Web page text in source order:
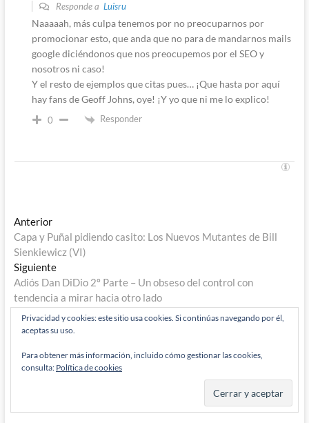
Responde a Luisru
Naaaaah, más culpa tenemos por no preocuparnos por
promocionar esto, que anda que no para de mandarnos mails
google diciéndonos que nos preocupemos por el SEO y
nosotros ni caso!
Y el resto de ejemplos que citas pues… ¡Que hasta por aquí
hay fans de Geoff Johns, oye! ¡Y yo que ni me lo explico!
0 Responder
Navegación
de
entradas
AnteriorEntrada
anterior:
Capa y Puñal pidiendo casito: Los Nuevos Mutantes de Bill
Sienkiewicz (VI)
SiguienteEntrada
siguiente:
Adiós Dan DiDio 2º Parte – Un obseso del control con
tendencia a mirar hacia otro lado
Buscar
…
Privacidad y cookies: este sitio usa cookies. Si continúas navegando por él,
aceptas su uso.
Para obtener más información, incluido cómo gestionar las cookies,
consulta: Política de cookies